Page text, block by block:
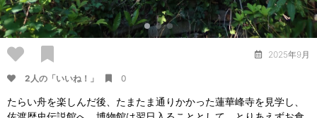
2025年9月
2人の「いいね！」 0
たらい舟を楽しんだ後、たまたま通りかかった蓮華峰寺を見学し、